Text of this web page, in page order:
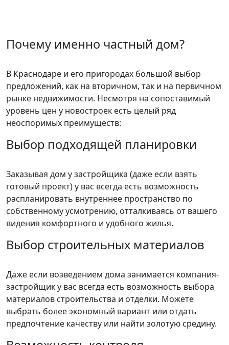
Почему именно частный дом?
В Краснодаре и его пригородах большой выбор
предложений, как на вторичном, так и на первичном
рынке недвижимости. Несмотря на сопоставимый
уровень цен у новостроек есть целый ряд
неоспоримых преимуществ:
Выбор подходящей планировки
Заказывая дом у застройщика (даже если взять
готовый проект) у вас всегда есть возможность
распланировать внутреннее пространство по
собственному усмотрению, отталкиваясь от вашего
видения комфортного и удобного жилья.
Выбор строительных материалов
Даже если возведением дома занимается компания-
застройщик у вас всегда есть возможность выбора
материалов строительства и отделки. Можете
выбрать более экономный вариант или отдать
предпочтение качеству или найти золотую средину.